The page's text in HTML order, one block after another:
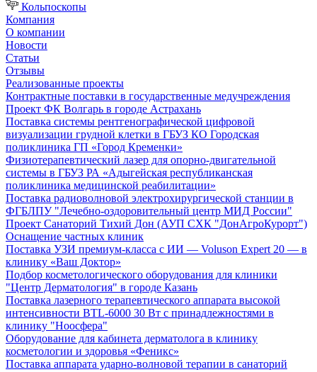
Кольпоскопы
Компания
О компании
Новости
Статьи
Отзывы
Реализованные проекты
Контрактные поставки в государственные медучреждения
Проект ФК Волгарь в городе Астрахань
Поставка системы рентгенографической цифровой
визуализации грудной клетки в ГБУЗ КО Городская
поликлиника ГП «Город Кременки»
Физиотерапевтический лазер для опорно-двигательной
системы в ГБУЗ РА «Адыгейская республиканская
поликлиника медицинской реабилитации»
Поставка радиоволновой электрохирургической станции в
ФГБЛПУ "Лечебно-оздоровительный центр МИД России"
Проект Санаторий Тихий Дон (АУП СХК "ДонАгроКурорт")
Оснащение частных клиник
Поставка УЗИ премиум-класса с ИИ — Voluson Expert 20 — в
клинику «Ваш Доктор»
Подбор косметологического оборудования для клиники
"Центр Дерматология" в городе Казань
Поставка лазерного терапевтического аппарата высокой
интенсивности BTL-6000 30 Вт с принадлежностями в
клинику "Ноосфера"
Оборудование для кабинета дерматолога в клинику
косметологии и здоровья «Феникс»
Поставка аппарата ударно-волновой терапии в санаторий